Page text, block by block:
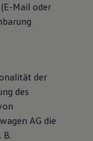
Mail oder
der
des
AG die
B.